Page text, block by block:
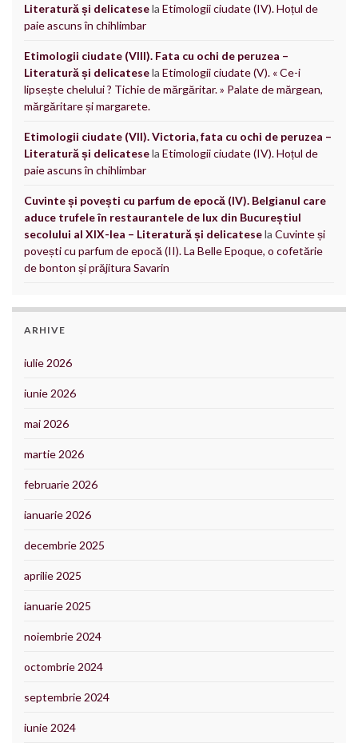
Literatură și delicatesela Etimologii ciudate (IV). Hoțul de
paie ascuns în chihlimbar
Etimologii ciudate (VIII). Fata cu ochi de peruzea –
Literatură și delicatesela Etimologii ciudate (V). « Ce-i
lipsește chelului ? Tichie de mărgăritar. » Palate de mărgean,
mărgăritare și margarete.
Etimologii ciudate (VII). Victoria, fata cu ochi de peruzea –
Literatură și delicatesela Etimologii ciudate (IV). Hoțul de
paie ascuns în chihlimbar
Cuvinte și povești cu parfum de epocă (IV). Belgianul care
aduce trufele în restaurantele de lux din Bucureștiul
secolului al XIX-lea – Literatură și delicatesela Cuvinte și
povești cu parfum de epocă (II). La Belle Epoque, o cofetărie
de bonton și prăjitura Savarin
ARHIVE
iulie 2026
iunie 2026
mai 2026
martie 2026
februarie 2026
ianuarie 2026
decembrie 2025
aprilie 2025
ianuarie 2025
noiembrie 2024
octombrie 2024
septembrie 2024
iunie 2024